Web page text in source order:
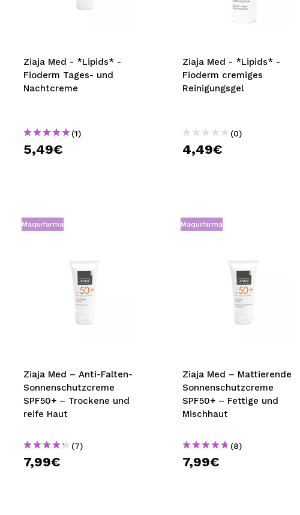
MAQUIFARMA
TRAVEL SIZE
NATURE
SPECIALS
OUTLET
BLOG
Ziaja Med - *Lipids* -
Fioderm Tages- und
Nachtcreme
(1)
5,49€
Ziaja Med - *Lipids* -
Fioderm cremiges
Reinigungsgel
(0)
4,49€
Maquifarma
Ziaja Med – Anti-Falten-
Sonnenschutzcreme
SPF50+ – Trockene und
reife Haut
(7)
7,99€
Maquifarma
Ziaja Med – Mattierende
Sonnenschutzcreme
SPF50+ – Fettige und
Mischhaut
(8)
7,99€